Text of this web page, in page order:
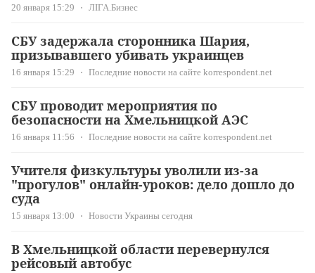
20 января 15:29 ЛІГА.Бизнес
СБУ задержала сторонника Шария,
призывавшего убивать украинцев
16 января 15:29 Последние новости на сайте korrespondent.net
СБУ проводит мероприятия по
безопасности на Хмельницкой АЭС
16 января 11:56 Последние новости на сайте korrespondent.net
Учителя физкультуры уволили из-за
"прогулов" онлайн-уроков: дело дошло до
суда
15 января 13:00 Новости Украины сегодня
В Хмельницкой области перевернулся
рейсовый автобус